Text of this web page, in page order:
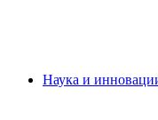
Наука и